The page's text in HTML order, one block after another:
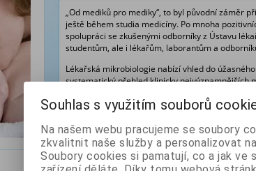
„Od mediků pro mediky“, to byl původní záměr
ještě během studia medicíny. Po mnoha
spolupráci se zkušenými odborníky z Ústavu
studentům, ale i lékařům, laborantům a
Lékařská mikrobiologie nabízí vhled do
systematický přehled klinicky
užívaných v praxi mikrobiologické laboratoře a
klinického mikrobiologa. Učebnice provází
následné klinické praxi.
Ve třetím vydání této učebnice je zařazena
potenciálem další, snad i závažnější pandemie,
patogenem a zdá se, že je spíše známkou
Souhlas s využitím souborů
Na našem webu pracujeme se soubory
zkvalitnit naše služby a personalizovat
Soubory cookies si pamatují, co a jak ve